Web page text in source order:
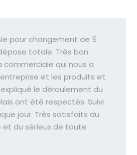
pour changement de 5
totale. Très bon
qui nous a
et les produits et
le déroulement du
ont été respectés. Suivi
jour. Très satisfaits du
du sérieux de toute